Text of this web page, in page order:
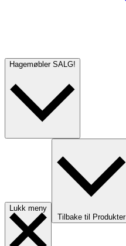
Hagemøbler SALG!
Lukk meny
Tilbake til Produkter